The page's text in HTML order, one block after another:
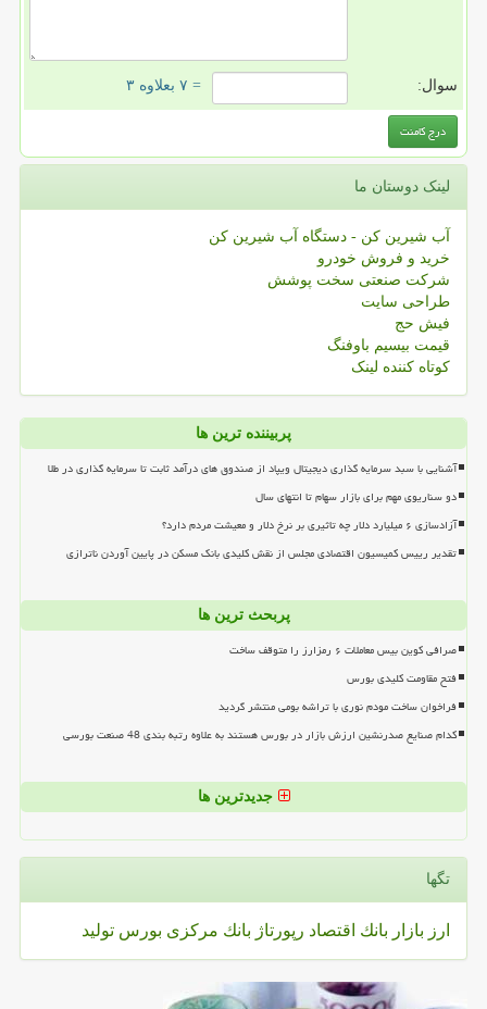
سوال: = ۷ بعلاوه ۳
لینک دوستان ما
آب شیرین کن - دستگاه آب شیرین کن
خرید و فروش خودرو
شرکت صنعتی سخت پوشش
طراحی سایت
فیش حج
قیمت بیسیم باوفنگ
کوتاه کننده لینک
پربیننده ترین ها
آشنایی با سبد سرمایه گذاری دیجیتال ویپاد از صندوق های درآمد ثابت تا سرمایه گذاری در طلا
دو سناریوی مهم برای بازار سهام تا انتهای سال
آزادسازی ۶ میلیارد دلار چه تاثیری بر نرخ دلار و معیشت مردم دارد؟
تقدیر رییس کمیسیون اقتصادی مجلس از نقش کلیدی بانک مسکن در پایین آوردن ناترازی
پربحث ترین ها
صرافی کوین بیس معاملات ۶ رمزارز را متوقف ساخت
فتح مقاومت کلیدی بورس
فراخوان ساخت مودم نوری با تراشه بومی منتشر گردید
کدام صنایع صدرنشین ارزش بازار در بورس هستند به علاوه رتبه بندی 48 صنعت بورسی
جدیدترین ها
تگها
ارز بازار بانك اقتصاد رپورتاژ بانك مركزی بورس تولید